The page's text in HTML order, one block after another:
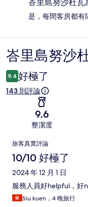
峇里島努沙杜瓦
是，每間客房都有
評
論
峇里島努沙
9.4 好極了
143 則評論
9.6
整潔度
評
論
旅客真實評論
10/10 好極了
2024 年 12 月 1 日
服務人員好helpful，好
Siu kuen，4 晚旅行